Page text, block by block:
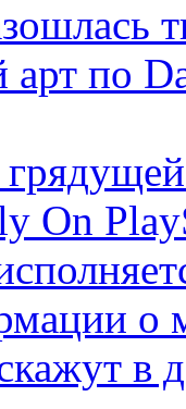
по
On
о
в